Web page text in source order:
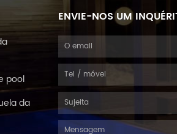
pool
da
ENVIE-NOS UM